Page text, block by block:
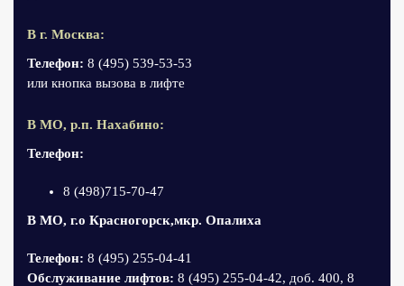
В г. Москва:
Телефон: 8 (495) 539-53-53
или кнопка вызова в лифте
В МО, р.п. Нахабино:
Телефон:
8 (498)715-70-47
В МО, г.о Красногорск,мкр. Опалиха
Телефон: 8 (495) 255-04-41
Обслуживание лифтов: 8 (495) 255-04-42, доб. 400, 8